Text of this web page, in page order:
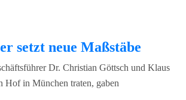
setzt neue Maßstäbe
Dr. Christian Göttsch und Klaus
Hof in München traten, gaben